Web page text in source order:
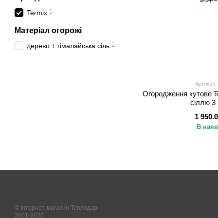
Артикул:
Огородження кутове
сіллю 3
1
В
Termix 1
Матеріал огорожі
дерево + гімалайська сіль 1
© Інтернет-магазин Теплодар
2001-2026